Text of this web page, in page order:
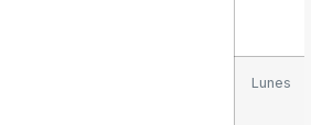
Lunes